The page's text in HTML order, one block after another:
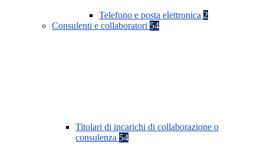
Telefono e posta elettronica 2
Consulenti e collaboratori 54
Titolari di incarichi di collaborazione o
consulenza 54